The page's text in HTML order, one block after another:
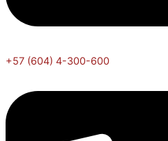
+57 (604) 4-300-600